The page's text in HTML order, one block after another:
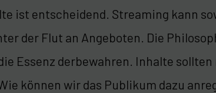
ist entscheidend. Streaming kann
der Flut an Angeboten. Die
Essenz derbewahren. Inhalte
können wir das Publikum dazu